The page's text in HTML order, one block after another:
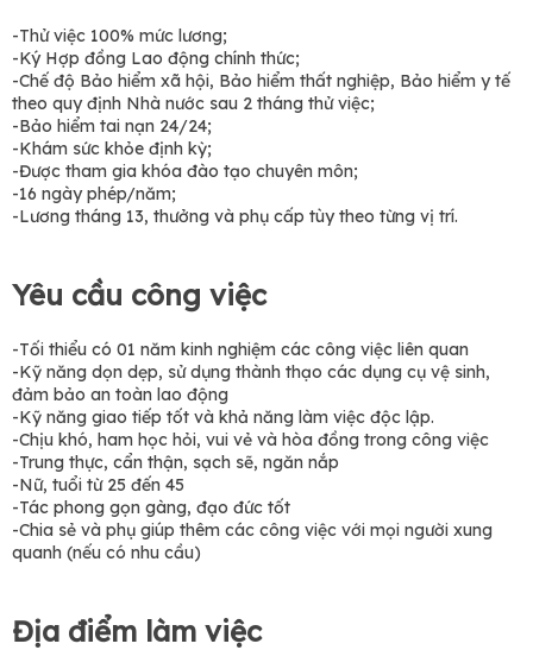
-Thử việc 100% mức lương;
-Ký Hợp đồng Lao động chính thức;
-Chế độ Bảo hiểm xã hội, Bảo hiểm thất nghiệp, Bảo hiểm y tế
theo quy định Nhà nước sau 2 tháng thử việc;
-Bảo hiểm tai nạn 24/24;
-Khám sức khỏe định kỳ;
-Được tham gia khóa đào tạo chuyên môn;
-16 ngày phép/năm;
-Lương tháng 13, thưởng và phụ cấp tùy theo từng vị trí.
Yêu cầu công việc
-Tối thiểu có 01 năm kinh nghiệm các công việc liên quan
-Kỹ năng dọn dẹp, sử dụng thành thạo các dụng cụ vệ sinh,
đảm bảo an toàn lao động
-Kỹ năng giao tiếp tốt và khả năng làm việc độc lập.
-Chịu khó, ham học hỏi, vui vẻ và hòa đồng trong công việc
-Trung thực, cẩn thận, sạch sẽ, ngăn nắp
-Nữ, tuổi từ 25 đến 45
-Tác phong gọn gàng, đạo đức tốt
-Chia sẻ và phụ giúp thêm các công việc với mọi người xung
quanh (nếu có nhu cầu)
Địa điểm làm việc